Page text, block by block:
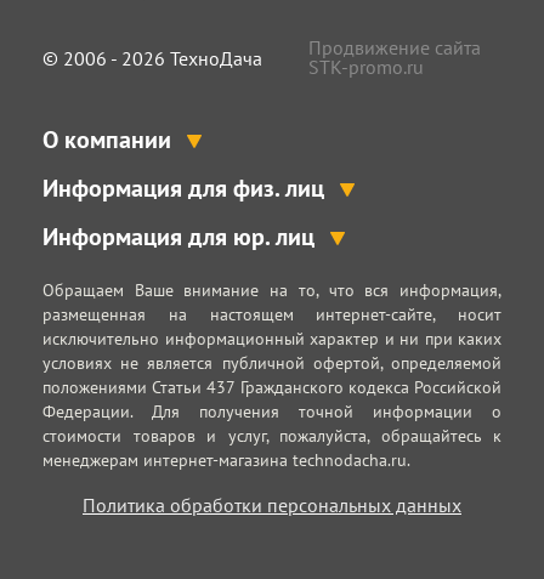
© 2006 - 2026 ТехноДача
Продвижение сайта
STK-promo.ru
О компании
Информация для физ. лиц
Информация для юр. лиц
Обращаем Ваше внимание на то, что вся информация,
размещенная на настоящем интернет-сайте, носит
исключительно информационный характер и ни при каких
условиях не является публичной офертой, определяемой
положениями Статьи 437 Гражданского кодекса Российской
Федерации. Для получения точной информации о
стоимости товаров и услуг, пожалуйста, обращайтесь к
менеджерам интернет-магазина technodacha.ru.
Политика обработки персональных данных